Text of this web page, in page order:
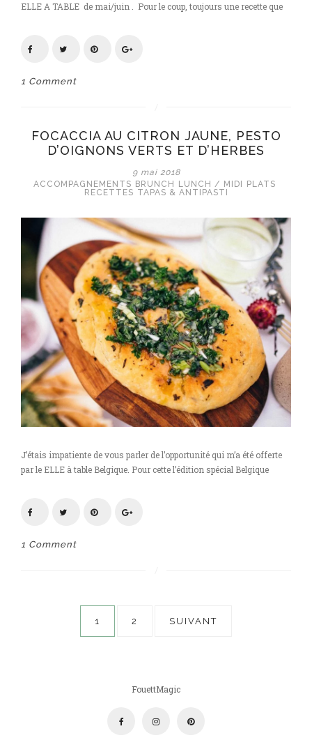
ELLE A TABLE de mai/juin . Pour le coup, toujours une recette que
1 Comment
FOCACCIA AU CITRON JAUNE, PESTO
D’OIGNONS VERTS ET D’HERBES
9 mai 2018
ACCOMPAGNEMENTS BRUNCH LUNCH / MIDI
PLATS
RECETTES TAPAS & ANTIPASTI
J’étais impatiente de vous parler de l’opportunité qui m’a été offerte
par le ELLE à table Belgique. Pour cette l’édition spécial Belgique
1 Comment
Pagination
des
1 2 SUIVANT
FouettMagic